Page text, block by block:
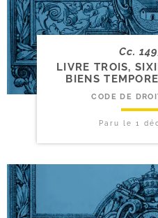
Cc.
LIVRE TROIS,
BIENS
CODE DE
Paru le 1